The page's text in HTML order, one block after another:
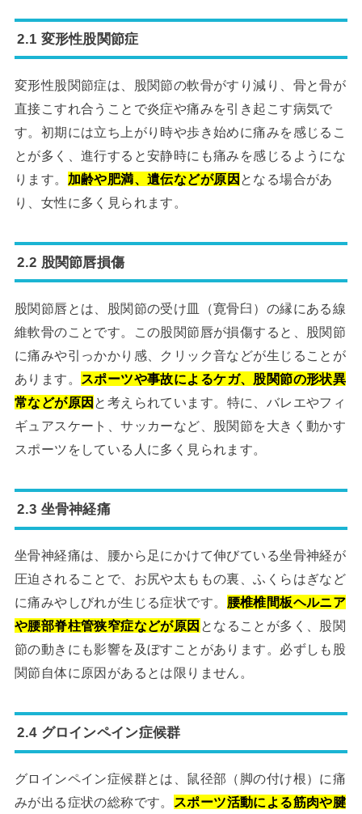
2.1 変形性股関節症
変形性股関節症は、股関節の軟骨がすり減り、骨と骨が
直接こすれ合うことで炎症や痛みを引き起こす病気で
す。初期には立ち上がり時や歩き始めに痛みを感じるこ
とが多く、進行すると安静時にも痛みを感じるようにな
ります。 加齢や肥満、遺伝などが原因 となる場合があ
り、女性に多く見られます。
2.2 股関節唇損傷
股関節唇とは、股関節の受け皿（寛骨臼）の縁にある線
維軟骨のことです。この股関節唇が損傷すると、股関節
に痛みや引っかかり感、クリック音などが生じることが
あります。
スポーツや事故によるケガ、股関節の形状異
常などが原因 と考えられています。特に、バレエやフィ
ギュアスケート、サッカーなど、股関節を大きく動かす
スポーツをしている人に多く見られます。
2.3 坐骨神経痛
坐骨神経痛は、腰から足にかけて伸びている坐骨神経が
圧迫されることで、お尻や太ももの裏、ふくらはぎなど
に痛みやしびれが生じる症状です。 腰椎椎間板ヘルニア
や腰部脊柱管狭窄症などが原因 となることが多く、股関
節の動きにも影響を及ぼすことがあります。必ずしも股
関節自体に原因があるとは限りません。
2.4 グロインペイン症候群
グロインペイン症候群とは、鼠径部（脚の付け根）に痛
みが出る症状の総称です。
スポーツ活動による筋肉や腱